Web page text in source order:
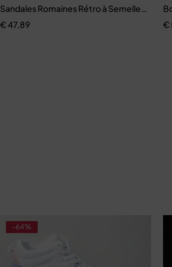
Sandales Romaines Rétro à Semelles
€47,89
€
-64%